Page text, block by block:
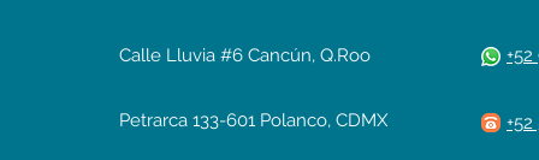
Calle Lluvia #6 Cancún, Q.Roo
Petrarca 133-601 Polanco, CDMX +52